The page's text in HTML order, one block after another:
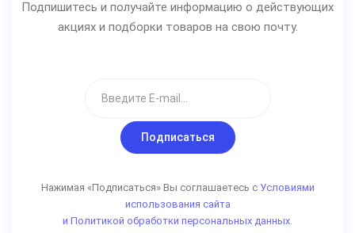
Подпишитесь и получайте информацию о действующих
акциях и подборки товаров на свою почту.
Подписаться
Нажимая «Подписаться» Вы соглашаетесь с Условиями
использования сайта
и Политикой обработки персональных данных.